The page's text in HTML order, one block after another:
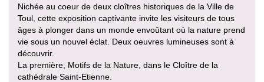
Nichée au coeur de deux cloîtres historiques de la Ville de
Toul, cette exposition captivante invite les visiteurs de tous
âges à plonger dans un monde envoûtant où la nature prend
vie sous un nouvel éclat. Deux oeuvres lumineuses sont à
découvrir.
La première, Motifs de la Nature, dans le Cloître de la
cathédrale Saint-Etienne.